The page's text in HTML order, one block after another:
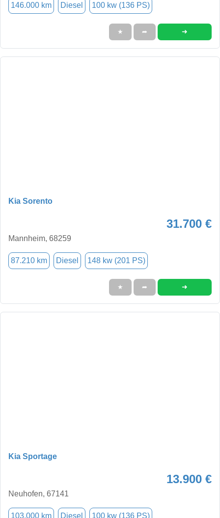
146.000 km Diesel 100 kw (136 PS)
★ ➦ ➜
Kia Sorento
31.700 €
Mannheim, 68259
87.210 km Diesel 148 kw (201 PS)
★ ➦ ➜
Kia Sportage
13.900 €
Neuhofen, 67141
103.000 km Diesel 100 kw (136 PS)